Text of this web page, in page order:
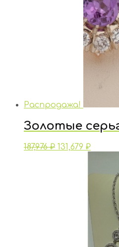
Распродажа!
Золотые
187,976₽ 131,679 ₽